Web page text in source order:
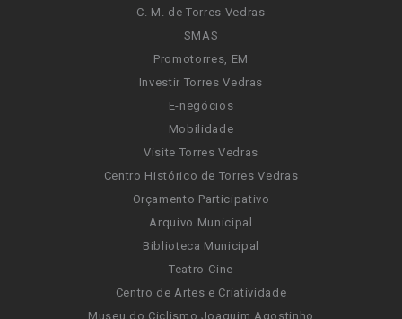
C. M. de Torres Vedras
SMAS
Promotorres, EM
Investir Torres Vedras
E-negócios
Mobilidade
Visite Torres Vedras
Centro Histórico de Torres Vedras
Orçamento Participativo
Arquivo Municipal
Biblioteca Municipal
Teatro-Cine
Centro de Artes e Criatividade
Museu do Ciclismo Joaquim Agostinho